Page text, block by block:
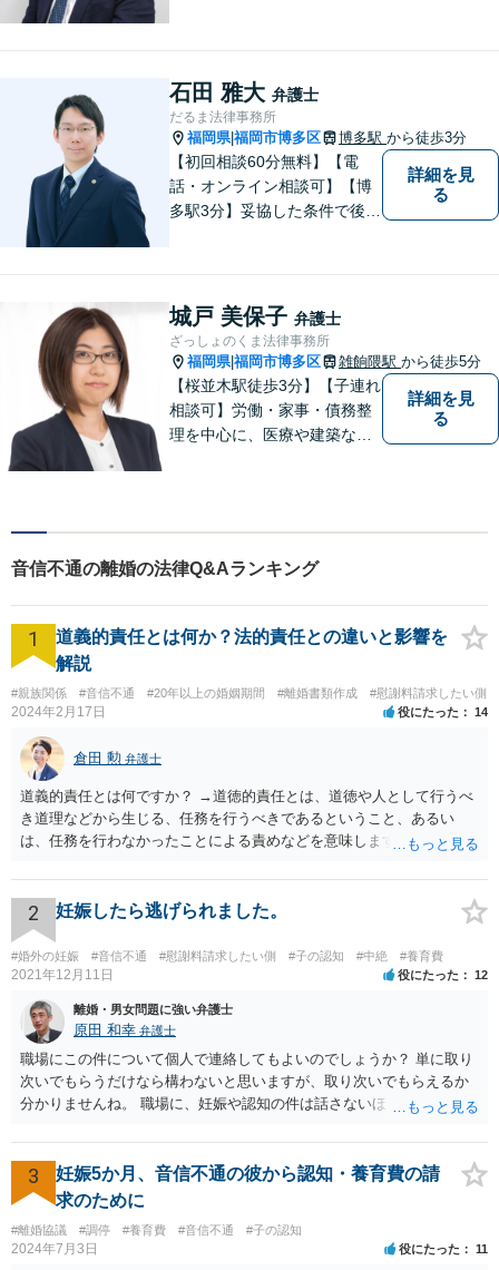
す。 困りごとやご相談があり
ましたら、どうぞお気軽にお
声がけください。
石田 雅大 弁護士
だるま法律事務所
福岡県|福岡市博多区 博多駅 から徒歩3分
【初回相談60分無料】【電
話・オンライン相談可】【博
多駅3分】妥協した条件で後悔
現実的な解決策をご提案いた
しますので、まずはお気軽に
ご相談ください。
詳細を見
る
城戸 美保子 弁護士
ざっしょのくま法律事務所
福岡県|福岡市博多区 雑餉隈駅 から徒歩5分
【桜並木駅徒歩3分】【子連れ
相談可】労働・家事・債務整
理を中心に、医療や建築など
も、早めにお越しいただい
て、一緒に解決を目指しまし
ょう。
詳細を見
る
音信不通の離婚の法律Q&Aランキング
1
道義的責任とは何か？法的責任との違いと影響を
解説
#親族関係 #音信不通 #20年以上の婚姻期間 #離婚書類作成 #慰謝料請求したい側
2024年2月17日 役にたった 14
倉田 勲 弁護士
道義的責任とは何ですか？ →道徳的責任とは、道徳や人として行うべ
き道理などから生じる、任務を行うべきであるということ、あるい
は、任務を行わなかったことによる責めなどを意味します。 道義的責
則はありませんが、道義的責任を果たさないことで、他人からの信用
を無くす、不遇を受けるなどの一般的にはそのような事実上の不利益
が生じます。
2 妊娠したら逃げられました。
#婚外の妊娠 #音信不通 #慰謝料請求したい側 #子の認知 #中絶 #養育費
2021年12月11日 役にたった 12
離婚・男女問題に強い弁護士
原田 和幸 弁護士
職場にこの件について個人で連絡してもよいのでしょうか？ 単に取り
次いでもらうだけなら構わないと思いますが、取り次いでもらえるか
分かりませんね。 職場に、妊娠や認知の件は話さないほうがよいと思
難しいと思われれば、弁護士に入ってもらうことも検討されてくださ
い。 一度、お近くの弁護士に相談されてみてもよいと思います。
3
妊娠5か月、音信不通の彼から認知・養育費の請
求のために
#離婚協議 #調停 #養育費 #音信不通 #子の認知
2024年7月3日 役にたった 11